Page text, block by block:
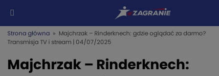
Strona główna » Majchrzak – Rinderknech: gdzie oglądać za darmo?
Transmisja TV i stream | 04/07/2025
Majchrzak – Rinderknech: